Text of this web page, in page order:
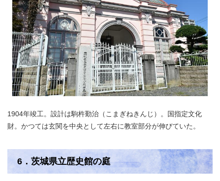
1904年竣工。設計は駒杵勤治（こまぎねきんじ）。国指定文化
財。かつては玄関を中央として左右に教室部分が伸びていた。
6．茨城県立歴史館の庭